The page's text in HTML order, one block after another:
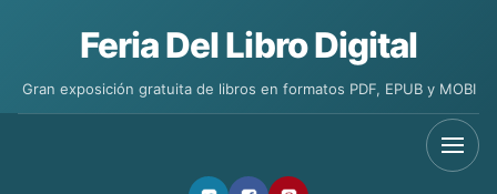
Feria Del Libro Digital
Gran exposición gratuita de libros en formatos PDF, EPUB y MOBI